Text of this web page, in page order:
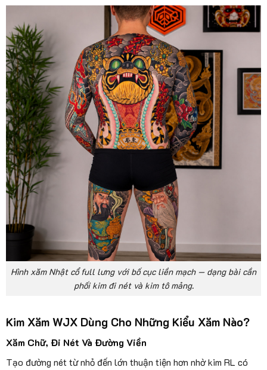
Hình xăm Nhật cổ full lưng với bố cục liền mạch — dạng bài cần
phối kim đi nét và kim tô mảng.
Kim Xăm WJX Dùng Cho Những Kiểu Xăm Nào?
Xăm Chữ, Đi Nét Và Đường Viền
Tạo đường nét từ nhỏ đến lớn thuận tiện hơn nhờ kim RL có